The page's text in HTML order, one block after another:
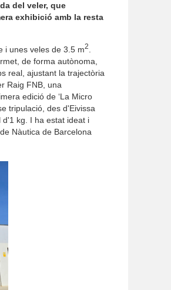
del veler, que
exhibició amb la resta
i unes veles de 3.5 m2
de forma autònoma,
real, ajustant la trajectòria
Raig FNB, una
edició de ‘La Micro
tripulació, des d'Eivissa
kg. I ha estat ideat i
Nàutica de Barcelona